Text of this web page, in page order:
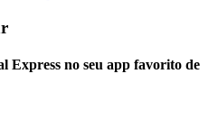
Express no seu app favorito de